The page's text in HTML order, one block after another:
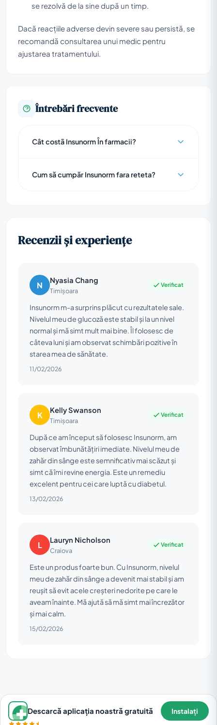
se rezolvă de la sine după un timp.
Dacă reacțiile adverse devin severe sau persistă, se
recomandă consultarea unui medic pentru
ajustarea tratamentului.
Întrebări frecvente
Cât costã Insunorm În farmacii?
Cum să cumpăr Insunorm fara reteta?
Recenzii și experiențe
N Nyasia Chang
Timișoara
Verificat
Insunorm m-a surprins plăcut cu rezultatele sale.
Nivelul meu de glucoză este stabil și la un nivel
normal și mă simt mult mai bine. Îl folosesc de
câteva luni și am observat schimbări pozitive în
starea mea de sănătate.
11/02/2026
K Kelly Swanson
Timișoara
Verificat
După ce am început să folosesc Insunorm, am
observat îmbunătățiri imediate. Nivelul meu de
zahăr din sânge este semnificativ mai scăzut și
simt că îmi revine energia. Este un remediu
excelent pentru cei care luptă cu diabetul.
13/02/2026
L Lauryn Nicholson
Craiova
Verificat
Este un produs foarte bun. Cu Insunorm, nivelul
meu de zahăr din sânge a devenit mai stabil și am
reușit să evit acele creșteri nedorite pe care le
aveam înainte. Mă ajută să mă simt mai încrezător
și mai calm.
15/02/2026
Descarcă aplicația noastră gratuită Instalați